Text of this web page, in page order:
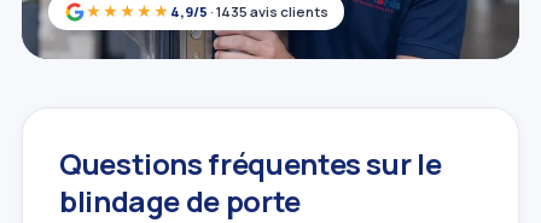
★★★★★ 4,9/5 · 1435 avis clients
Questions fréquentes sur le
blindage de porte